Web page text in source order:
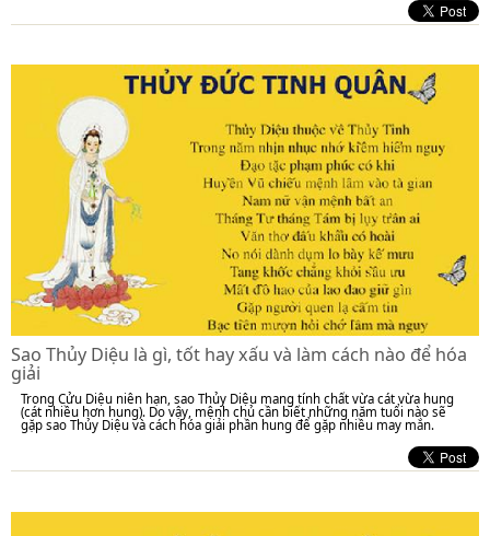
Sao Thủy Diệu là gì, tốt hay xấu và làm cách nào để hóa
giải
Trong Cửu Diệu niên hạn, sao Thủy Diệu mang tính chất vừa cát vừa hung
(cát nhiều hơn hung). Do vậy, mệnh chủ cần biết những năm tuổi nào sẽ
gặp sao Thủy Diệu và cách hóa giải phần hung để gặp nhiều may mắn.